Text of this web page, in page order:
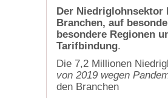
Der Niedriglohnsektor
Branchen, auf
besondere Regionen
Tarifbindung.
Die 7,2 Millionen
von 2019 wegen
den Branchen